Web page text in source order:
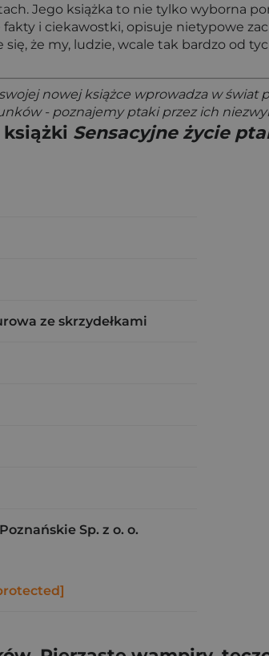
Jego książka to nie tylko wyborna
i ciekawostki, opisuje nietypowe
że my, ludzie, wcale tak bardzo od
nowej książce wprowadza w świat
- poznajemy ptaki przez ich
książki Sensacyjne życie
ze skrzydełkami
Sp. z o. o.